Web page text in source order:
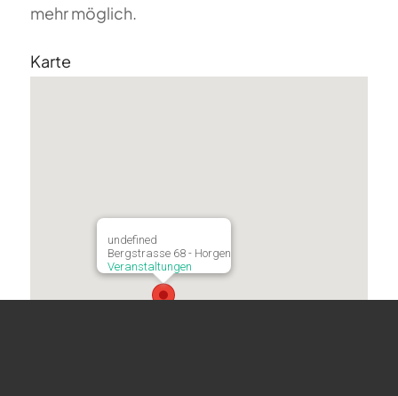
mehr möglich.
Karte
undefined
Bergstrasse 68 - Horgen
Veranstaltungen